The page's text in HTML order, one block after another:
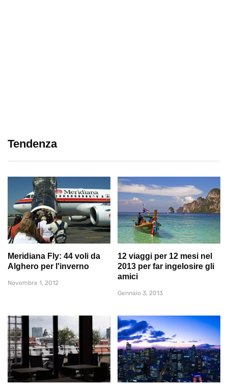
Tendenza
Meridiana Fly: 44 voli da
Alghero per l'inverno
Novembre 1, 2012
12 viaggi per 12 mesi nel
2013 per far ingelosire gli
amici
Gennaio 3, 2013